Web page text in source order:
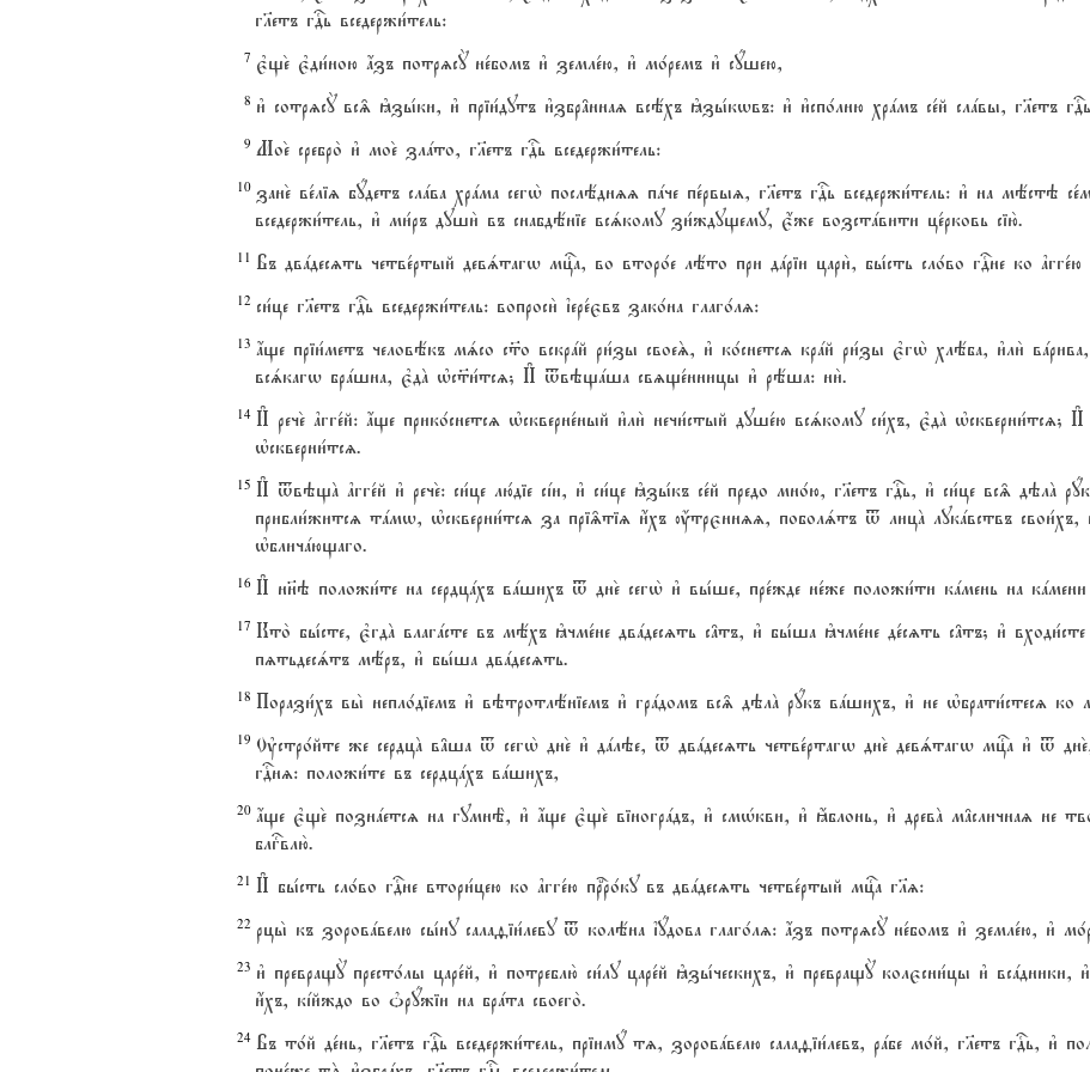
гlетъ гDь вседержи1тель:
7 є3ще2 є3ди1ною ѓзъ потрzсY не1бомъ и3 земле1ю, и3 мо1ремъ и3 сyшею,
8 и3 сотрzсY вс‰ kзы1ки, и3 пріи1дутъ и3збр†ннаz всёхъ kзы1кwвъ: и3 и3спо1лню хрaмъ се1й слaвы, гlетъ гDь
9 Мое2 сребро2 и3 мое2 злaто, гlетъ гDь вседержи1тель:
10 зане2 ве1ліz бyдетъ слaва хрaма сегw2 послёднzz пaче пе1рвыz, гlетъ гDь вседержи1тель: и3 на мёстэ
вседержи1тель, и3 ми1ръ души2 въ снабдёніе всsкому зи1ждущему, є4же возстaвити це1рковь сію2.
11 Въ двaдесzть четве1ртый девsтагw мцcа, во второ1е лёто при дaріи цари2, бы1сть сло1во гDне ко ґгге1ю
12 си1це гlетъ гDь вседержи1тель: вопроси2 їере1євъ зако1на глаго1лz:
13 ѓще пріи1метъ человёкъ мsсо с™о вскрaй ри1зы своеS, и3 ко1снетсz крaй ри1зы є3гw2 хлёба, и3ли2 вaрива,
всsкагw брaшна, є3дA њс™и1тсz; И# tвэщaша свzще1нницы и3 рёша: ни2.
14 И# рече2 ґгге1й: ѓще прико1снетсz њскверне1ный и3ли2 нечи1стый душе1ю всsкому си1хъ, є3дA
њскверни1тсz.
15 И# tвэщA ґгге1й и3 рече2: си1це лю1діе сjи, и3 си1це kзы1къ се1й предо мно1ю, гlетъ гDь, и3 си1це вс‰ дэлA
прибли1житсz тaмw, њскверни1тсz за прі‰тіz и4хъ ќтрєннzz, поболsтъ t лицA лукaвствъ свои1хъ,
њбличaющаго.
16 И# нн7э положи1те на сердцaхъ вaшихъ t дне2 сегw2 и3 вы1ше, пре1жде не1же положи1ти кaмень на
17 Кто2 бы1сте, є3гдA влагaсте въ мёхъ kчме1не двaдесzть с†тъ, и3 бы1ша kчме1не де1сzть с†тъ; и3 входи1сте
пzтьдесsтъ мёръ, и3 бы1ша двaдесzть.
18 Порази1хъ вы2 непло1діемъ и3 вэтротлёніемъ и3 грaдомъ вс‰ дэлA рyкъ вaшихъ, и3 не њбрати1стесz
19 Ўстро1йте же сердцA в†ша t сегw2 дне2 и3 дaлэе, t двaдесzть четве1ртагw дне2 девsтагw мцcа и3 t
гDнz: положи1те въ сердцaхъ вaшихъ,
20 ѓще є3ще2 познaетсz на гумнЁ, и3 ѓще є3ще2 віногрaдъ, и3 смHкви, и3 ћблонь, и3 древA м†сличнаz не
блгcвлю2.
21 И# бы1сть сло1во гDне втори1цею ко ґгге1ю прbро1ку въ двaдесzть четве1ртый мцcа гlz:
22 рцы2 къ зоровaвелю сы1ну салаfіи1леву t колёна їyдова глаго1лz: ѓзъ потрzсY не1бомъ и3 земле1ю, и3
23 и3 превращY престо1лы царе1й, и3 потреблю2 си1лу царе1й kзы1ческихъ, и3 превращY колєсни1цы и3 всaдники,
и4хъ, кjйждо во nрyжіи на брaта своего2.
24 Въ то1й де1нь, гlетъ гDь вседержи1тель, пріимy тz, зоровaвелю салаfіи1левъ, рaбе мо1й, гlетъ гDь,